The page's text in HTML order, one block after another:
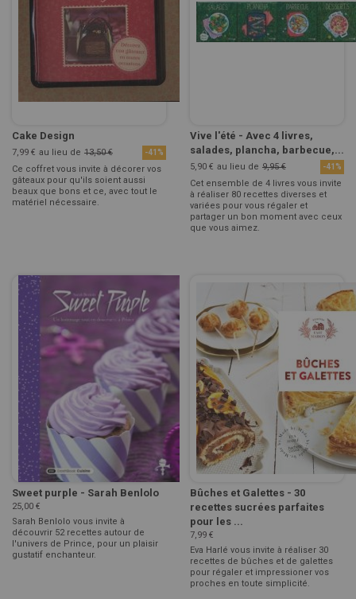
Cake Design
7,99 € au lieu de 13,50 € -41%
Ce coffret vous invite à décorer vos
gâteaux pour qu'ils soient aussi
beaux que bons et ce, avec tout le
matériel nécessaire.
Vive l'été - Avec 4 livres,
salades, plancha, barbecue,...
5,90 € au lieu de 9,95 € -41%
Cet ensemble de 4 livres vous invite
à réaliser 80 recettes diverses et
variées pour vous régaler et
partager un bon moment avec ceux
que vous aimez.
Sweet purple - Sarah Benlolo
25,00 €
Sarah Benlolo vous invite à
découvrir 52 recettes autour de
l'univers de Prince, pour un plaisir
gustatif enchanteur.
Bûches et Galettes - 30
recettes sucrées parfaites
pour les ...
7,99 €
Eva Harlé vous invite à réaliser 30
recettes de bûches et de galettes
pour régaler et impressioner vos
proches en toute simplicité.